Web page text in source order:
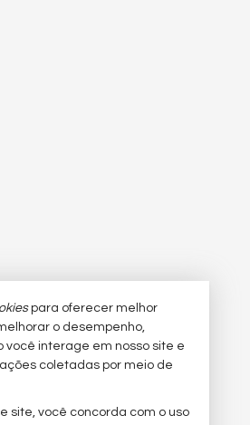
para oferecer melhor
o desempenho,
você interage em nosso site e
coletadas por meio de
site, você concorda com o uso